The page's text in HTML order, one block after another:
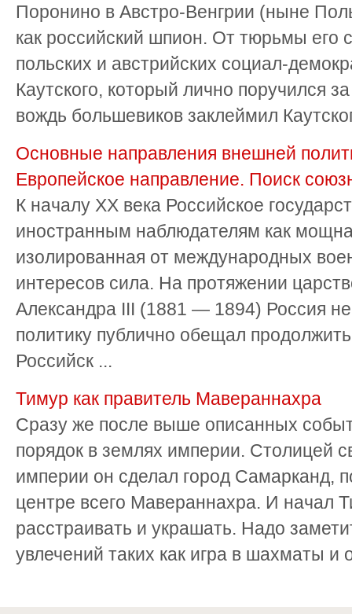
Поронино в Австро-Венгрии (ныне
как российский шпион. От тюрьмы его
польских и австрийских социал-
Каутского, который лично поручился
вождь большевиков заклеймил
Основные направления внешней
Европейское направление. Поиск
К началу XX века Российское
иностранным наблюдателям как
изолированная от международных
интересов сила. На протяжении
Александра III (1881 — 1894) Россия
политику публично обещал
Рос­сийск ...
Тимур как правитель Мавераннахра
Сразу же после выше описанных
порядок в землях империи. Столицей
империи он сделал город Самарканд,
центре всего Мавераннахра. И начал
расстраивать и украшать. Надо
увлечений таких как игра в шахматы